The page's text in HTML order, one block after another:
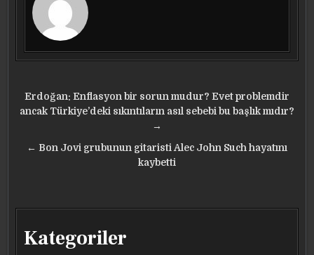
Yazı
gezinmesi
Erdoğan: Enflasyon bir sorun mudur? Evet problemdir
ancak Türkiye’deki sıkıntıların asıl sebebi bu başlık mıdır?
→
← Bon Jovi grubunun gitaristi Alec John Such hayatını
kaybetti
Kategoriler